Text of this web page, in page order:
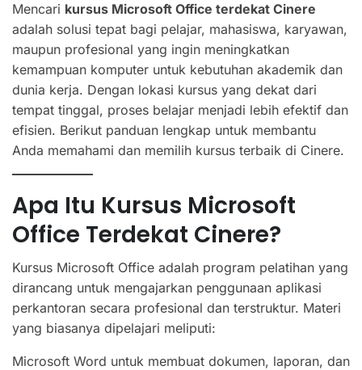
Mencari kursus Microsoft Office terdekat Cinere
adalah solusi tepat bagi pelajar, mahasiswa, karyawan,
maupun profesional yang ingin meningkatkan
kemampuan komputer untuk kebutuhan akademik dan
dunia kerja. Dengan lokasi kursus yang dekat dari
tempat tinggal, proses belajar menjadi lebih efektif dan
efisien. Berikut panduan lengkap untuk membantu
Anda memahami dan memilih kursus terbaik di Cinere.
Apa Itu Kursus Microsoft
Office Terdekat Cinere?
Kursus Microsoft Office adalah program pelatihan yang
dirancang untuk mengajarkan penggunaan aplikasi
perkantoran secara profesional dan terstruktur. Materi
yang biasanya dipelajari meliputi:
Microsoft Word untuk membuat dokumen, laporan, dan